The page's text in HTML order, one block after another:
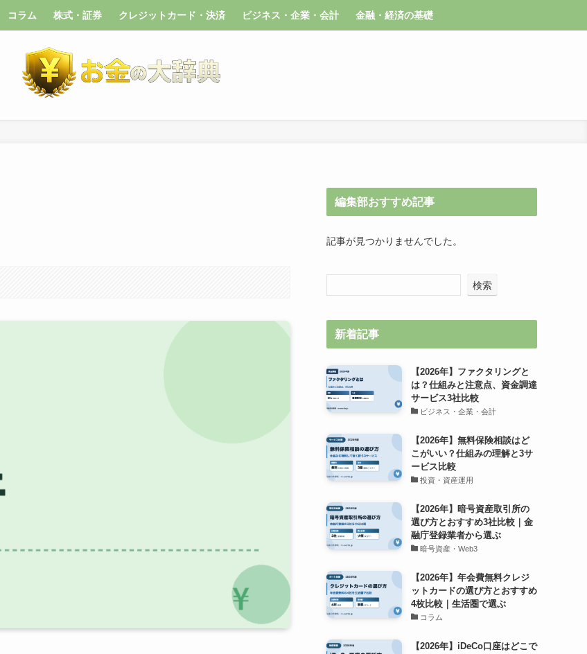
コラム 株式・証券 クレジットカード・決済 ビジネス・企業・会計 金融・経済の基礎
編集部おすすめ記事
記事が見つかりませんでした。
検索
新着記事
【2026年】ファクタリングと
は？仕組みと注意点、資金調達
サービス3社比較
ビジネス・企業・会計
【2026年】無料保険相談はど
こがいい？仕組みの理解と3サ
ービス比較
投資・資産運用
【2026年】暗号資産取引所の
選び方とおすすめ3社比較｜金
融庁登録業者から選ぶ
暗号資産・Web3
【2026年】年会費無料クレジ
ットカードの選び方とおすすめ
4枚比較｜生活圏で選ぶ
コラム
【2026年】iDeCo口座はどこで